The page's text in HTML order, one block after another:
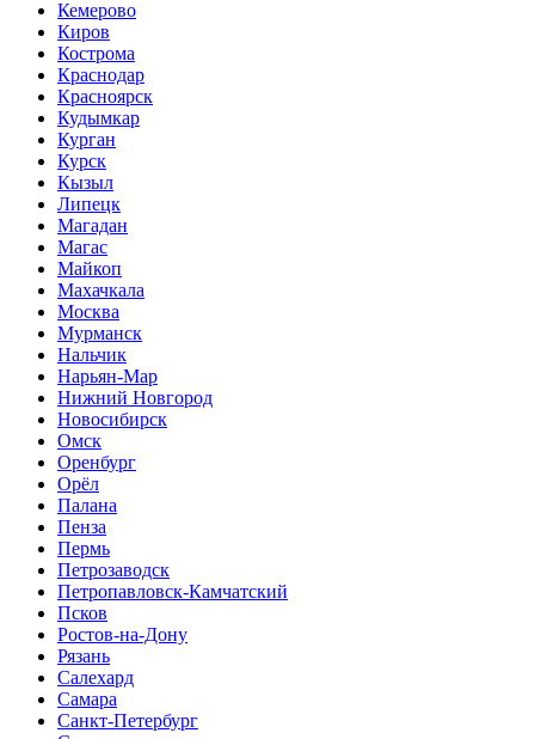
Кемерово
Киров
Кострома
Краснодар
Красноярск
Кудымкар
Курган
Курск
Кызыл
Липецк
Магадан
Магас
Майкоп
Махачкала
Москва
Мурманск
Нальчик
Нарьян-Мар
Нижний Новгород
Новосибирск
Омск
Оренбург
Орёл
Палана
Пенза
Пермь
Петрозаводск
Петропавловск-Камчатский
Псков
Ростов-на-Дону
Рязань
Салехард
Самара
Санкт-Петербург